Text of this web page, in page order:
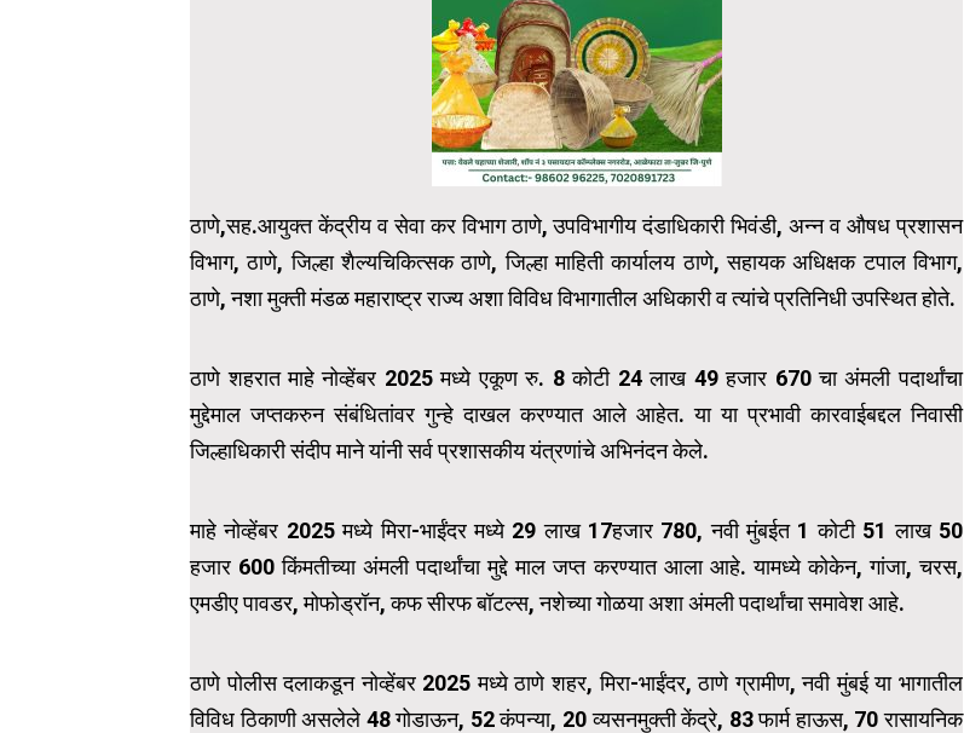
ठाणे,सह.आयुक्त केंद्रीय व सेवा कर विभाग ठाणे, उपविभागीय दंडाधिकारी भिवंडी, अन्न व औषध प्रशासन
विभाग, ठाणे, जिल्हा शैल्यचिकित्सक ठाणे, जिल्हा माहिती कार्यालय ठाणे, सहायक अधिक्षक टपाल विभाग,
ठाणे, नशा मुक्ती मंडळ महाराष्ट्र राज्य अशा विविध विभागातील अधिकारी व त्यांचे प्रतिनिधी उपस्थित होते.
ठाणे शहरात माहे नोव्हेंबर 2025 मध्ये एकूण रु. 8 कोटी 24 लाख 49 हजार 670 चा अंमली पदार्थांचा
मुद्देमाल जप्तकरुन संबंधितांवर गुन्हे दाखल करण्यात आले आहेत. या या प्रभावी कारवाईबद्दल निवासी
जिल्हाधिकारी संदीप माने यांनी सर्व प्रशासकीय यंत्रणांचे अभिनंदन केले.
माहे नोव्हेंबर 2025 मध्ये मिरा-भाईंदर मध्ये 29 लाख 17हजार 780, नवी मुंबईत 1 कोटी 51 लाख 50
हजार 600 किंमतीच्या अंमली पदार्थांचा मुद्दे माल जप्त करण्यात आला आहे. यामध्ये कोकेन, गांजा, चरस,
एमडीए पावडर, मोफोड्रॉन, कफ सीरफ बॉटल्स, नशेच्या गोळया अशा अंमली पदार्थांचा समावेश आहे.
ठाणे पोलीस दलाकडून नोव्हेंबर 2025 मध्ये ठाणे शहर, मिरा-भाईंदर, ठाणे ग्रामीण, नवी मुंबई या भागातील
विविध ठिकाणी असलेले 48 गोडाऊन, 52 कंपन्या, 20 व्यसनमुक्ती केंद्रे, 83 फार्म हाऊस, 70 रासायनिक